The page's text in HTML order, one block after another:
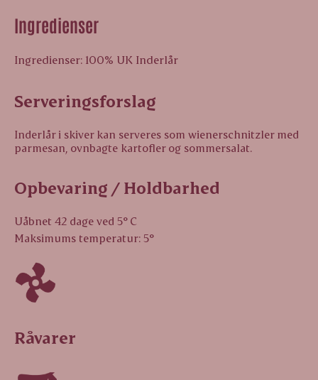
Ingredienser
Ingredienser: 100% UK Inderlår
Serveringsforslag
Inderlår i skiver kan serveres som wienerschnitzler med
parmesan, ovnbagte kartofler og sommersalat.
Opbevaring / Holdbarhed
Uåbnet 42 dage ved 5° C
Maksimums temperatur: 5°
Råvarer